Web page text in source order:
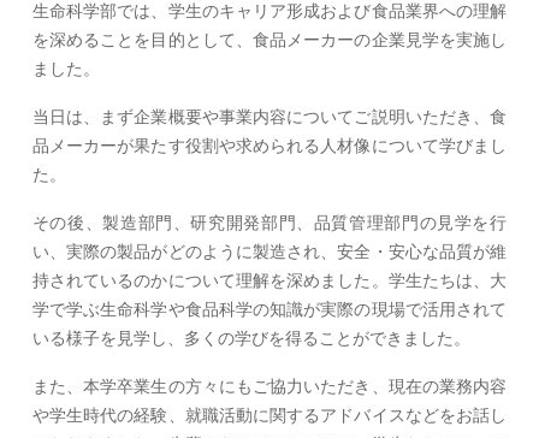
生命科学部では、学生のキャリア形成および食品業界への理解
を深めることを目的として、食品メーカーの企業見学を実施し
ました。
当日は、まず企業概要や事業内容についてご説明いただき、食
品メーカーが果たす役割や求められる人材像について学びまし
た。
その後、製造部門、研究開発部門、品質管理部門の見学を行
い、実際の製品がどのように製造され、安全・安心な品質が維
持されているのかについて理解を深めました。学生たちは、大
学で学ぶ生命科学や食品科学の知識が実際の現場で活用されて
いる様子を見学し、多くの学びを得ることができました。
また、本学卒業生の方々にもご協力いただき、現在の業務内容
や学生時代の経験、就職活動に関するアドバイスなどをお話し